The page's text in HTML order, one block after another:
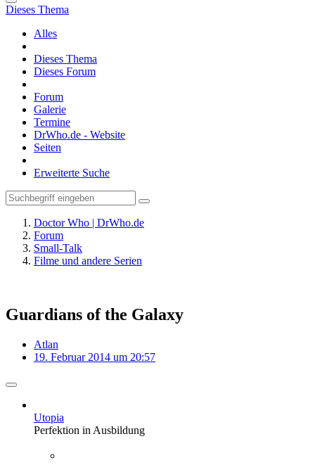
Dieses Thema
Alles
Dieses Thema
Dieses Forum
Forum
Galerie
Termine
DrWho.de - Website
Seiten
Erweiterte Suche
Doctor Who | DrWho.de
Forum
Small-Talk
Filme und andere Serien
Guardians of the Galaxy
Atlan
19. Februar 2014 um 20:57
Utopia
Perfektion in Ausbildung